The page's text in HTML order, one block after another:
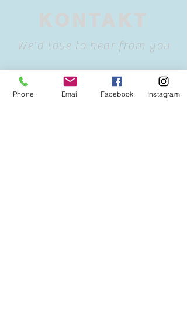
We'd love to hear from you
Phone Email Facebook Instagram